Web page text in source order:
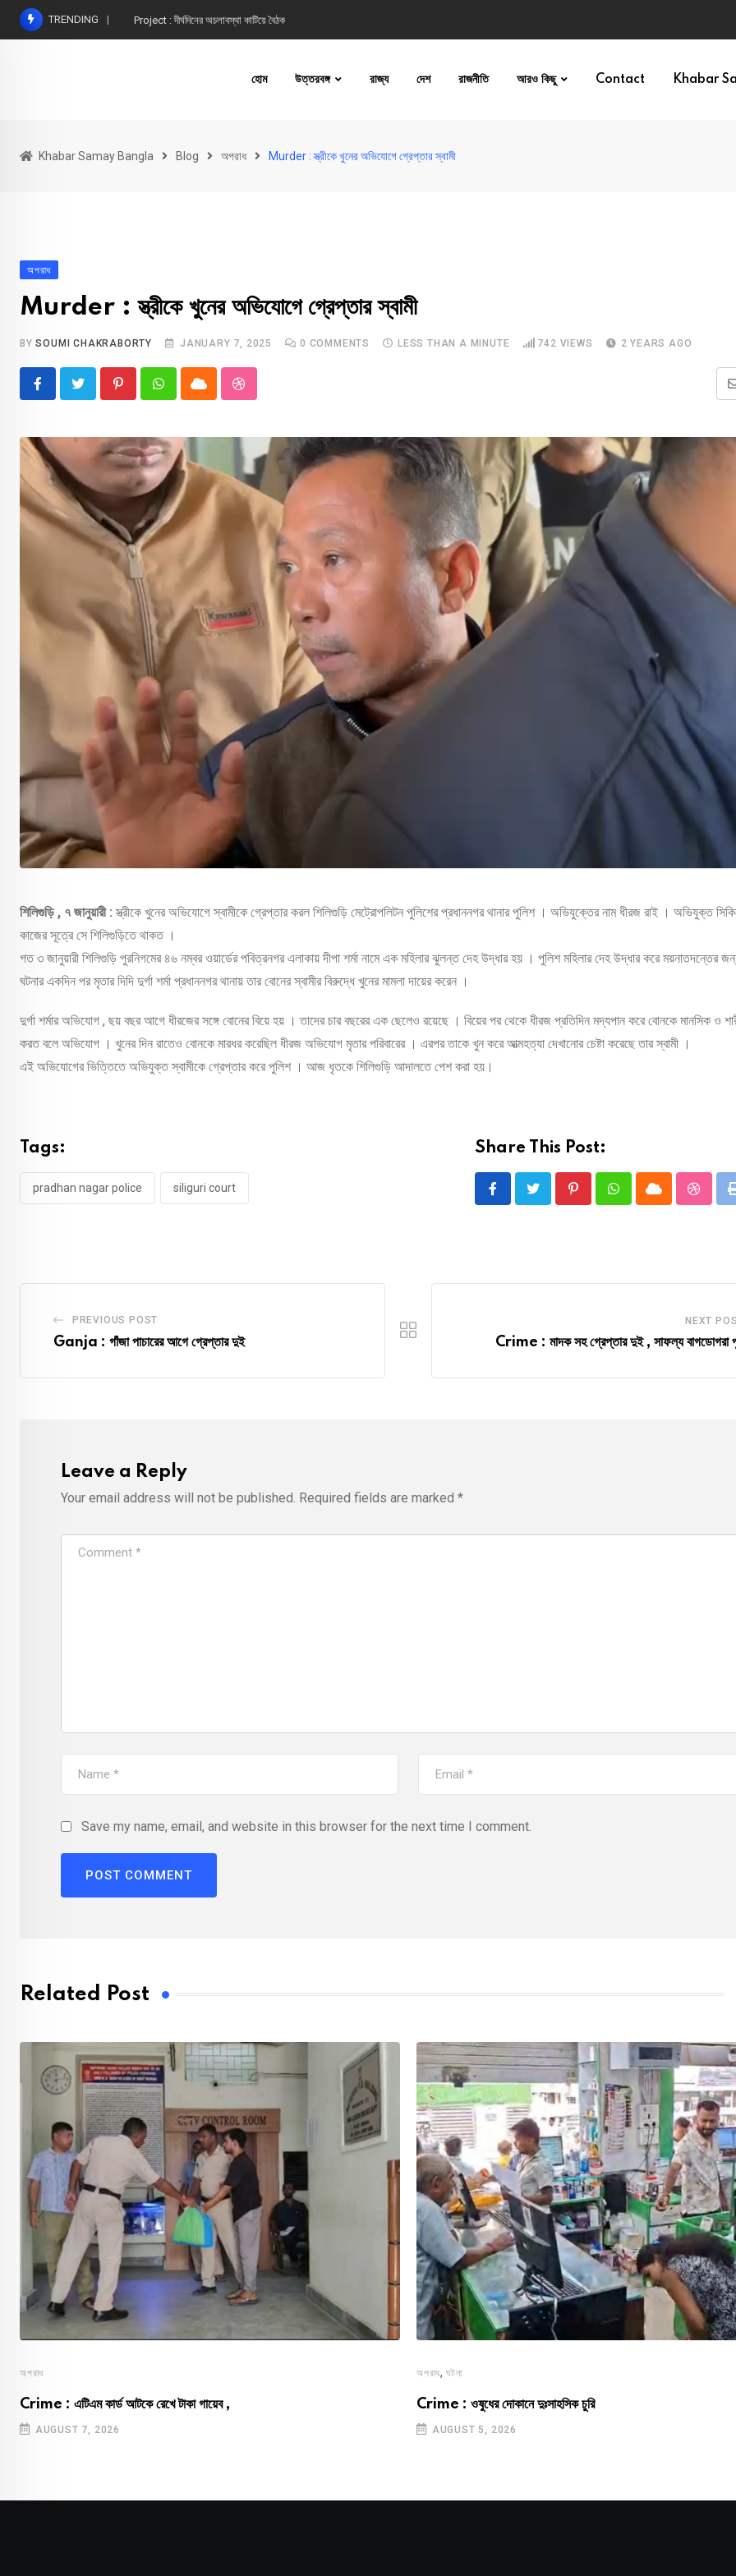
Skip
TRENDING Project : দীর্ঘদিনের অচলাবস্থা কাটিয়ে বৈঠক
হোম উত্তরবঙ্গ রাজ্য দেশ রাজনীতি আরও কিছু Contact Khabar
Khabar Samay Bangla Blog অপরাধ Murder : স্ত্রীকে খুনের অভিযোগে গ্রেপ্তার স্বামী
অপরাধ
Murder : স্ত্রীকে খুনের অভিযোগে গ্রেপ্তার স্বামী
BYSOUMI CHAKRABORTY JANUARY 7, 2025 0 COMMENTS LESS THAN A MINUTE 742 VIEWS 2 YEARS AGO
PinterestWhatsappCloud StumbleUpon
শিলিগুড়ি , ৭ জানুয়ারী :স্ত্রীকে খুনের অভিযোগে স্বামীকে গ্রেপ্তার করল শিলিগুড়ি মেট্রোপলিটন পুলিশের প্রধাননগর থানার পুলিশ । অভিযুক্তের নাম ধীরজ রাই । অভিযুক্ত
কাজের সূত্রে সে শিলিগুড়িতে থাকত ।
গত ৩ জানুয়ারী শিলিগুড়ি পুরনিগমের ৪৬ নম্বর ওয়ার্ডের পবিত্রনগর এলাকায় দীপা শর্মা নামে এক মহিলার ঝুলন্ত দেহ উদ্ধার হয় । পুলিশ মহিলার দেহ উদ্ধার করে ময়নাতদন্তের
ঘটনার একদিন পর মৃতার দিদি দুর্গা শর্মা প্রধাননগর থানায় তার বোনের স্বামীর বিরুদ্ধে খুনের মামলা দায়ের করেন ।
দুর্গা শর্মার অভিযোগ , ছয় বছর আগে ধীরজের সঙ্গে বোনের বিয়ে হয় । তাদের চার বছরের এক ছেলেও রয়েছে । বিয়ের পর থেকে ধীরজ প্রতিদিন মদ্যপান করে বোনকে মানসিক ও
করত বলে অভিযোগ । খুনের দিন রাতেও বোনকে মারধর করেছিল ধীরজ অভিযোগ মৃতার পরিবারের । এরপর তাকে খুন করে আত্মহত্যা দেখানোর চেষ্টা করেছে তার স্বামী ।
এই অভিযোগের ভিত্তিতে অভিযুক্ত স্বামীকে গ্রেপ্তার করে পুলিশ । আজ ধৃতকে শিলিগুড়ি আদালতে পেশ করা হয়।
Tags:
pradhan nagar police siliguri court
Share This Post:
PinterestWhatsappCloud
PREVIOUS POST
Ganja : গাঁজা পাচারের আগে গ্রেপ্তার দুই
NEXT
Crime : মাদক সহ গ্রেপ্তার দুই , সাফল্য বাগডোগরা
Leave a Reply
Your email address will not be published. Required fields are marked *
Save my name, email, and website in this browser for the next time I comment.
Related Post
অপরাধ
Crime : এটিএম কার্ড আটকে রেখে টাকা গায়েব ,
AUGUST 7, 2026
অপরাধ,ঘটনা
Crime : ওষুধের দোকানে দুঃসাহসিক চুরি
AUGUST 5, 2026